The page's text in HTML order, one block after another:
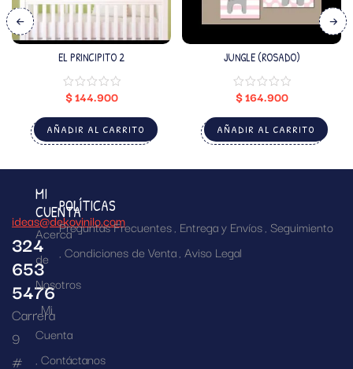
EL PRINCIPITO 2
$144.900
AÑADIR AL CARRITO
JUNGLE (ROSADO)
$164.900
AÑADIR AL CARRITO
ideas@dekovinilo.com
324
653
5476
Carrera
9
#
MI
CUENTA
Acerca
de
Nosotros
Mi
Cuenta
Contáctanos
POLÍTICAS
Preguntas Frecuentes Entrega y Envíos Seguimiento
Condiciones de Venta Aviso Legal